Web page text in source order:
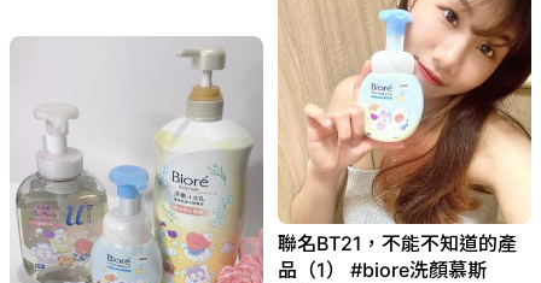
聯名BT21，不能不知道的產
品（1） #biore洗顏慕斯